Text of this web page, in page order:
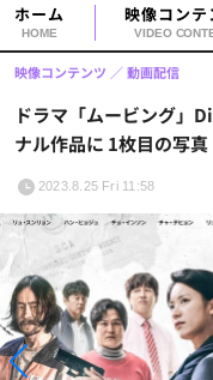
ホーム
HOME
映像コンテ
VIDEO
ドラマ「ムービング」
ナル作品に 1枚目の写
映像コンテンツ 動画配信
2023.8.25 Fri 11:58